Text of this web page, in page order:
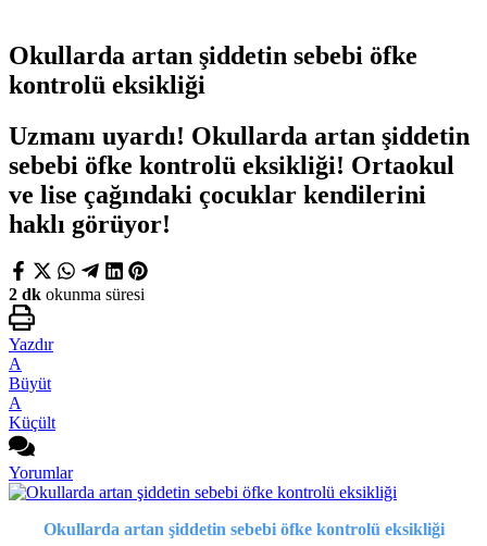
Okullarda artan şiddetin sebebi öfke
kontrolü eksikliği
Uzmanı uyardı! Okullarda artan şiddetin
sebebi öfke kontrolü eksikliği! Ortaokul
ve lise çağındaki çocuklar kendilerini
haklı görüyor!
2 dk okunma süresi
Yazdır
A
Büyüt
A
Küçült
Yorumlar
Okullarda artan şiddetin sebebi öfke kontrolü eksikliği